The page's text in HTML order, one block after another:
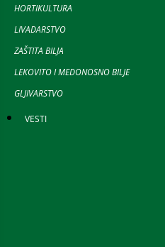
HORTIKULTURA
LIVADARSTVO
ZAŠTITA BILJA
LEKOVITO I MEDONOSNO BILJE
GLJIVARSTVO
VESTI